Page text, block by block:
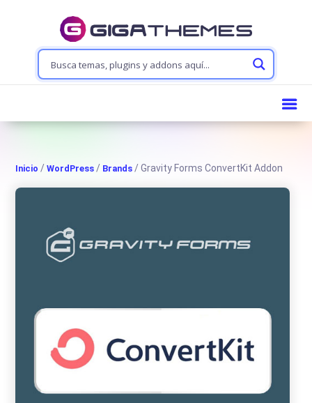
Inicio /WordPress / Brands / Gravity Forms ConvertKit Addon